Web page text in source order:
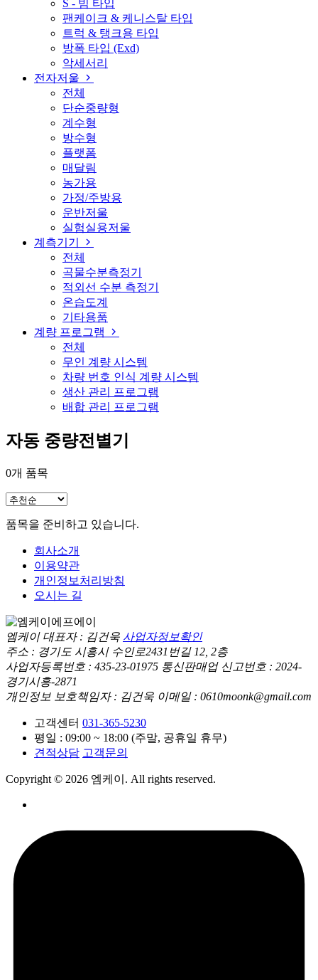
S - 빔 타입
팬케이크 & 케니스탈 타입
트럭 & 탱크용 타입
방폭 타입 (Exd)
악세서리
전자저울
전체
단순중량형
계수형
방수형
플랫폼
매달림
농가용
가정/주방용
운반저울
실험실용저울
계측기기
전체
곡물수분측정기
적외선 수분 측정기
온습도계
기타용품
계량 프로그램
전체
무인 계량 시스템
차량 번호 인식 계량 시스템
생산 관리 프로그램
배합 관리 프로그램
자동 중량전별기
0개 품목
품목을 준비하고 있습니다.
회사소개
이용약관
개인정보처리방침
오시는 길
엠케이 대표자 : 김건욱 사업자정보확인
주소 : 경기도 시흥시 수인로2431번길 12, 2층
사업자등록번호 : 435-23-01975 통신판매업 신고번호 : 2024-
경기시흥-2871
개인정보 보호책임자 : 김건욱 이메일 : 0610moonk@gmail.com
고객센터 031-365-5230
평일 : 09:00 ~ 18:00 (주말, 공휴일 휴무)
견적상담 고객문의
Copyright © 2026 엠케이. All rights reserved.